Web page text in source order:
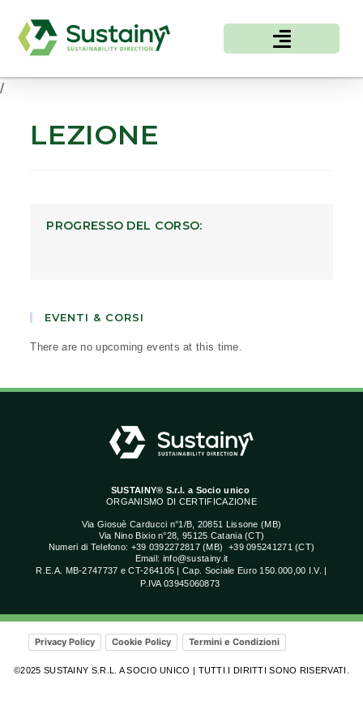
/
LEZIONE
PROGRESSO DEL CORSO:
EVENTI & CORSI
There are no upcoming events at this time.
SUSTAINY® S.r.l. a Socio unico
ORGANISMO DI CERTIFICAZIONE
Via Giosuè Carducci n°1/B, 20851 Lissone (MB)
Via Nino Bixio n°28, 95125 Catania (CT)
Numeri di Telefono: +39 0392272817 (MB) +39 095241271 (CT)
Email: info@sustainy.it
R.E.A. MB-2747737 e CT-264105 | Cap. Sociale Euro 150.000,00 I.V. |
P.IVA 03945060873
Privacy Policy Cookie Policy Termini e Condizioni
©2025 SUSTAINY S.R.L. A SOCIO UNICO | TUTTI I DIRITTI SONO RISERVATI.